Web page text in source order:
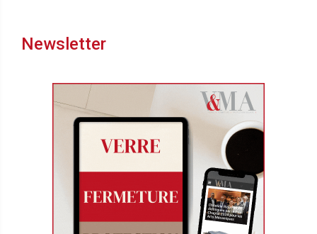
Newsletter